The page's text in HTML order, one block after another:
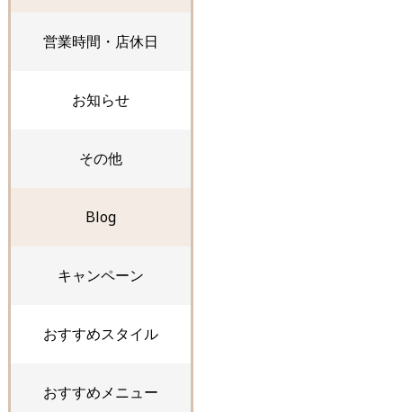
営業時間・店休日
お知らせ
その他
Blog
キャンペーン
おすすめスタイル
おすすめメニュー